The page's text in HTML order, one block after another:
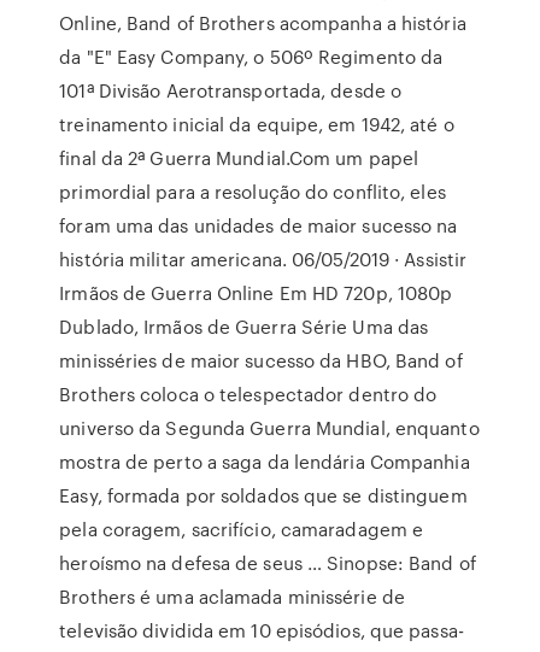
Online, Band of Brothers acompanha a história
da "E" Easy Company, o 506º Regimento da
101ª Divisão Aerotransportada, desde o
treinamento inicial da equipe, em 1942, até o
final da 2ª Guerra Mundial.Com um papel
primordial para a resolução do conflito, eles
foram uma das unidades de maior sucesso na
história militar americana. 06/05/2019 · Assistir
Irmãos de Guerra Online Em HD 720p, 1080p
Dublado, Irmãos de Guerra Série Uma das
minisséries de maior sucesso da HBO, Band of
Brothers coloca o telespectador dentro do
universo da Segunda Guerra Mundial, enquanto
mostra de perto a saga da lendária Companhia
Easy, formada por soldados que se distinguem
pela coragem, sacrifício, camaradagem e
heroísmo na defesa de seus … Sinopse: Band of
Brothers é uma aclamada minissérie de
televisão dividida em 10 episódios, que passa-